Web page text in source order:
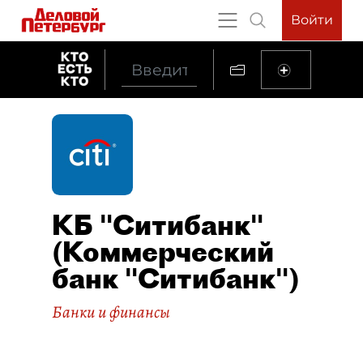
Войти
КБ "Ситибанк"
(Коммерческий
банк "Ситибанк")
Банки и финансы